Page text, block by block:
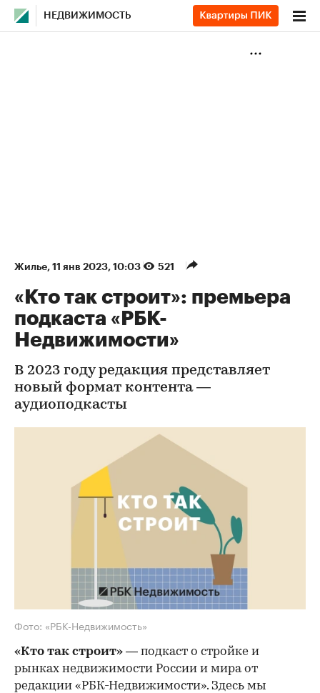
НЕДВИЖИМОСТЬ
Жилье⁠, 11 янв 2023, 10:03 521
«Кто так строит»: премьера
подкаста «РБК-
Недвижимости»
В 2023 году редакция представляет
новый формат контента —
аудиоподкасты
Фото: «РБК-Недвижимость»
«Кто так строит» — подкаст о стройке и
рынках недвижимости России и мира от
редакции «РБК-Недвижимости». Здесь мы